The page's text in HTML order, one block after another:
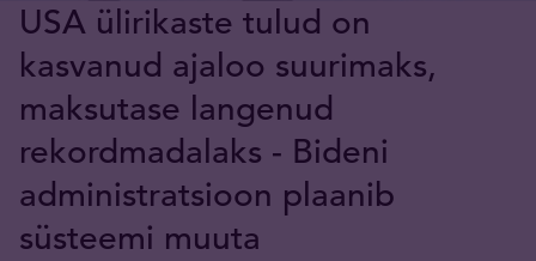
USA ülirikaste tulud on
kasvanud ajaloo suurimaks,
maksutase langenud
rekordmadalaks - Bideni
administratsioon plaanib
süsteemi muuta